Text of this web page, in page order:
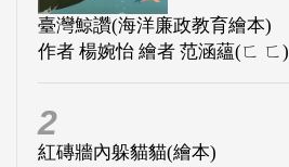
臺灣鯨讚(海洋廉政教育繪本)
作者 楊婉怡 繪者 范涵蘊(ㄈ ㄈ)
2
紅磚牆內躲貓貓(繪本)